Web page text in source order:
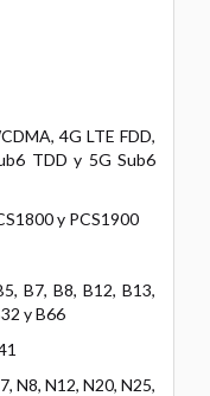
4G LTE FDD,
TDD y 5G Sub6
y PCS1900
B7, B8, B12, B13,
y B66
N8, N12, N20, N25,